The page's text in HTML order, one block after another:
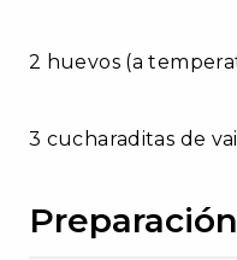
2 huevos (a
3 cucharaditas de
Preparación